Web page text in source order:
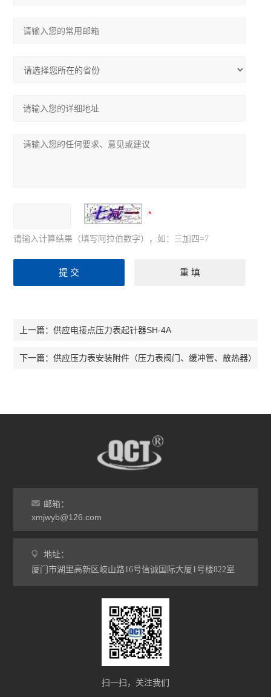
请输入计算结果（填写阿拉伯数字），如：三加四=7
上一篇：供应电接点压力表起针器SH-4A
下一篇：供应压力表安装附件（压力表阀门、缓冲管、散热器）
邮箱：
xmjwyb@126.com
地址：
厦门市湖里高新区岐山路16号信诚国际大厦1号楼822室
扫一扫，关注我们